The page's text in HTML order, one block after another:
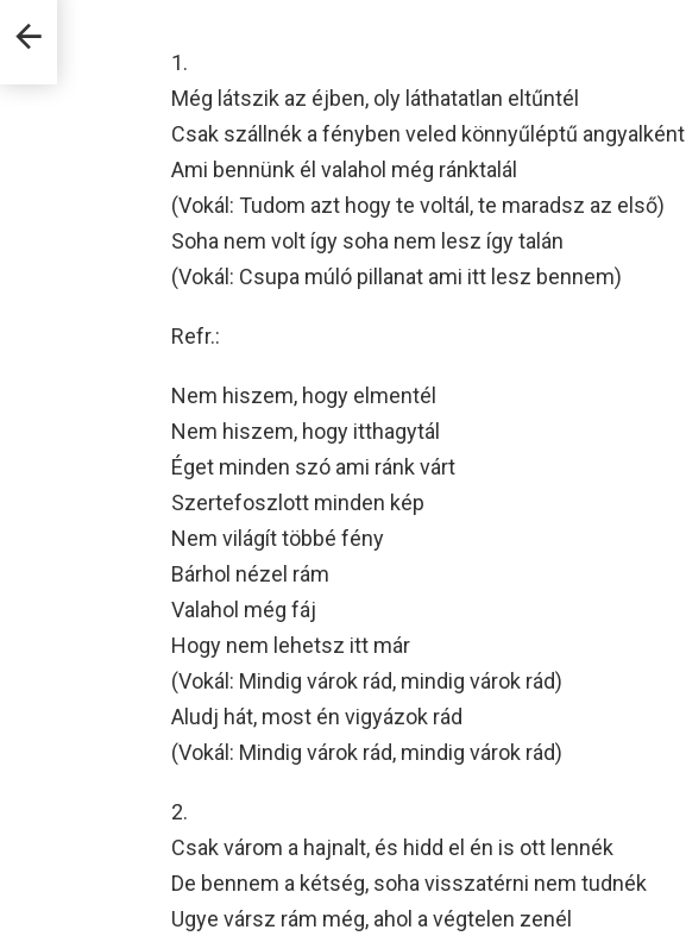
1.
Még látszik az éjben, oly láthatatlan eltűntél
Csak szállnék a fényben veled könnyűléptű angyalként
Ami bennünk él valahol még ránktalál
(Vokál: Tudom azt hogy te voltál, te maradsz az első)
Soha nem volt így soha nem lesz így talán
(Vokál: Csupa múló pillanat ami itt lesz bennem)
Refr.:
Nem hiszem, hogy elmentél
Nem hiszem, hogy itthagytál
Éget minden szó ami ránk várt
Szertefoszlott minden kép
Nem világít többé fény
Bárhol nézel rám
Valahol még fáj
Hogy nem lehetsz itt már
(Vokál: Mindig várok rád, mindig várok rád)
Aludj hát, most én vigyázok rád
(Vokál: Mindig várok rád, mindig várok rád)
2.
Csak várom a hajnalt, és hidd el én is ott lennék
De bennem a kétség, soha visszatérni nem tudnék
Ugye vársz rám még, ahol a végtelen zenél